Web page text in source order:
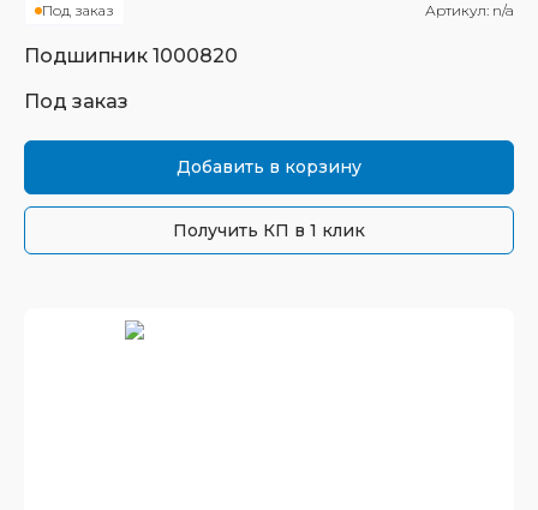
Под заказ Артикул: n/a
Подшипник 1000820
Под заказ
Добавить в корзину
Получить КП в 1 клик